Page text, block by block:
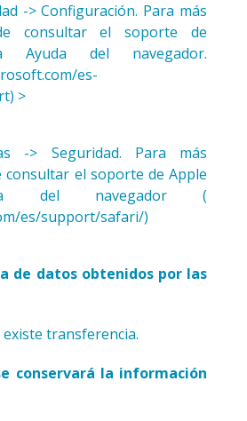
-> Configuración. Para más
consultar el soporte de
del navegador.
es-
>
-> Seguridad. Para más
consultar el soporte de Apple
del navegador (
es/support/safari/)
de datos obtenidos por las
transferencia.
conservará la información